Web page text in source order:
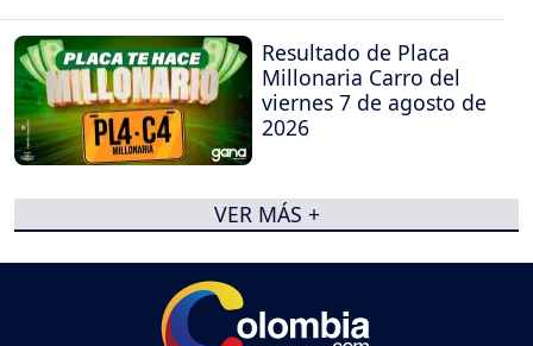
Resultado de Placa
Millonaria Carro del
viernes 7 de agosto de
2026
VER MÁS +